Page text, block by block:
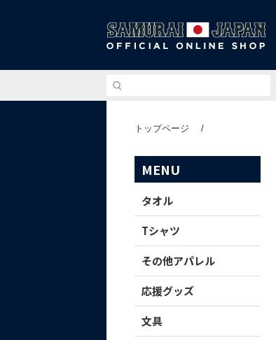
トップページ /
MENU
タオル
Tシャツ
その他アパレル
応援グッズ
文具